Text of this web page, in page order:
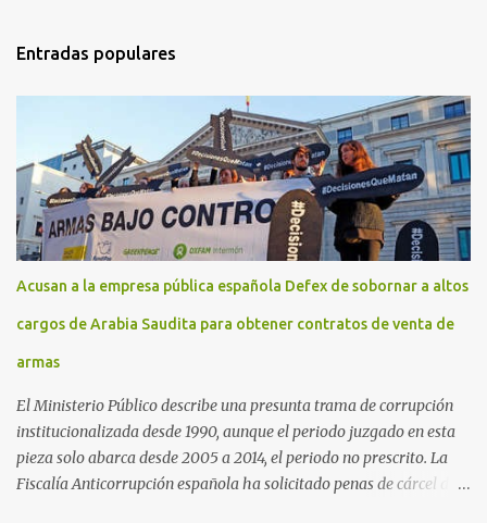
Entradas populares
Acusan a la empresa pública española Defex de sobornar a altos
cargos de Arabia Saudita para obtener contratos de venta de
armas
El Ministerio Público describe una presunta trama de corrupción
institucionalizada desde 1990, aunque el periodo juzgado en esta
pieza solo abarca desde 2005 a 2014, el periodo no prescrito. La
Fiscalía Anticorrupción española ha solicitado penas de cárcel de